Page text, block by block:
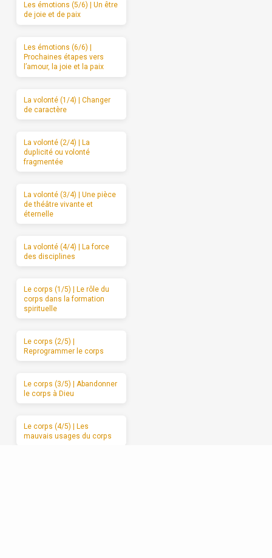
Les émotions (5/6) | Un être
de joie et de paix
Les émotions (6/6) |
Prochaines étapes vers
l’amour, la joie et la paix
La volonté (1/4) | Changer
de caractère
La volonté (2/4) | La
duplicité ou volonté
fragmentée
La volonté (3/4) | Une pièce
de théâtre vivante et
éternelle
La volonté (4/4) | La force
des disciplines
Le corps (1/5) | Le rôle du
corps dans la formation
spirituelle
Le corps (2/5) |
Reprogrammer le corps
Le corps (3/5) | Abandonner
le corps à Dieu
Le corps (4/5) | Les
mauvais usages du corps